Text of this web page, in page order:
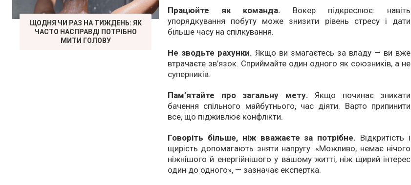
Працюйте як команда. Вокер підкреслює: навіть
упорядкування побуту може знизити рівень стресу і дати
більше часу на спілкування.
Не зводьте рахунки. Якщо ви змагаєтесь за владу — ви вже
втрачаєте зв’язок. Сприймайте один одного як союзників, а не
суперників.
Пам’ятайте про загальну мету. Якщо починає зникати
бачення спільного майбутнього, час діяти. Варто припинити
все, що підживлює конфлікти.
Говоріть більше, ніж вважаєте за потрібне. Відкритість і
щирість допомагають зняти напругу. «Можливо, немає нічого
ніжнішого й енергійнішого у вашому житті, ніж щирий інтерес
один до одного», — зазначає експертка.
ЩОДНЯ ЧИ РАЗ НА ТИЖДЕНЬ: ЯК
ЧАСТО НАСПРАВДІ ПОТРІБНО
МИТИ ГОЛОВУ